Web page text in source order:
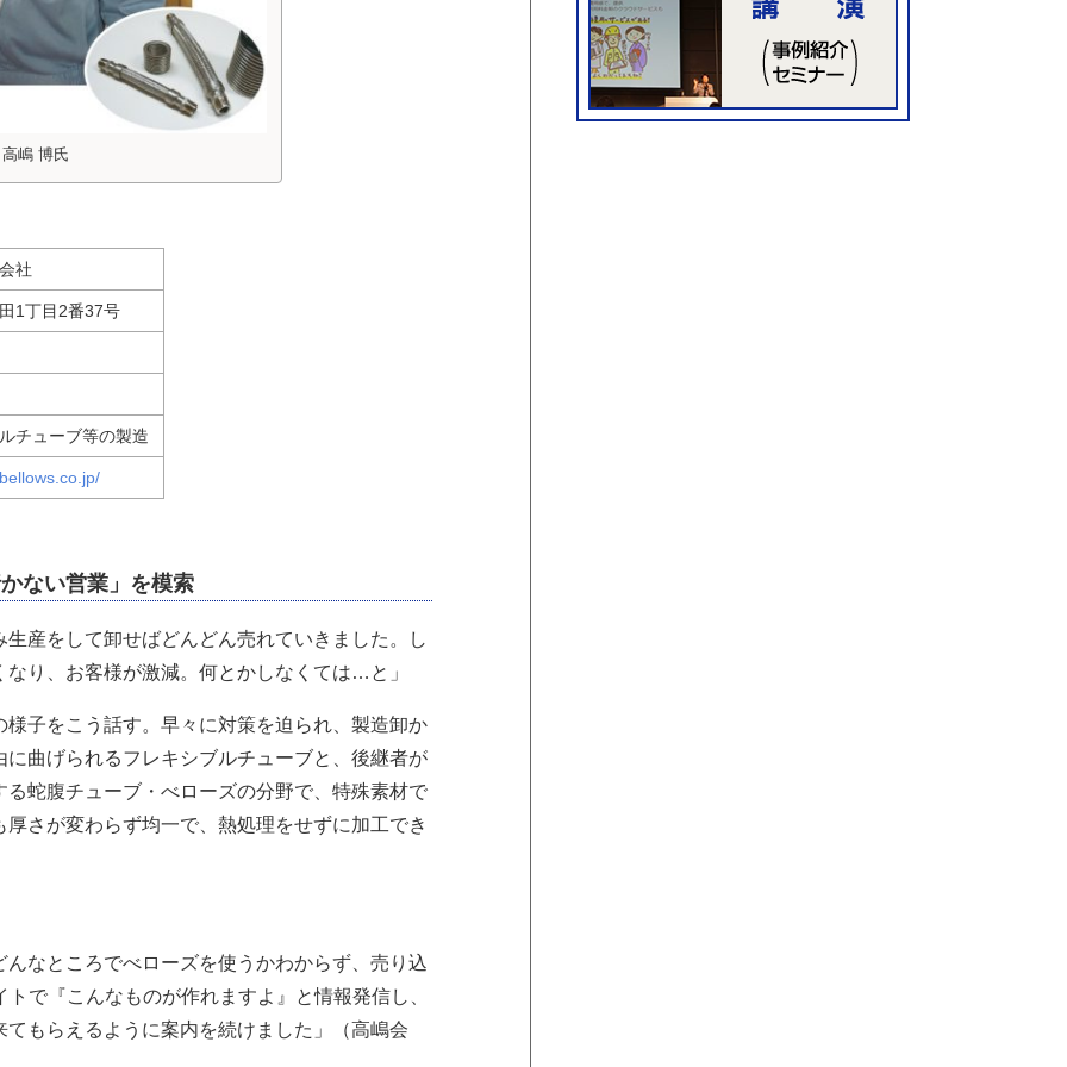
嶋 博氏
社
1丁目2番37号
チューブ等の製造
ない営業」を模索
産をして卸せばどんどん売れていきました。し
り、お客様が激減。何とかしなくては…と」
子をこう話す。早々に対策を迫られ、製造卸か
曲げられるフレキシブルチューブと、後継者が
蛇腹チューブ・べローズの分野で、特殊素材で
さが変わらず均一で、熱処理をせずに加工でき
なところでべローズを使うかわからず、売り込
で『こんなものが作れますよ』と情報発信し、
もらえるように案内を続けました」（高嶋会